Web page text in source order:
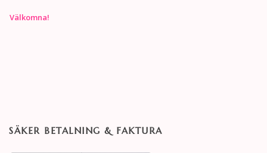
Välkomna!
SÄKER BETALNING & FAKTURA